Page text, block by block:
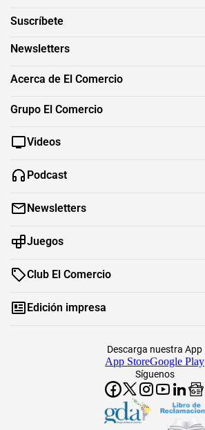
Suscríbete
Newsletters
Acerca de El Comercio
Grupo El Comercio
Videos
Podcast
Newsletters
Juegos
Club El Comercio
Edición impresa
Síguenos
Descarga nuestra App
App StoreGoogle Play